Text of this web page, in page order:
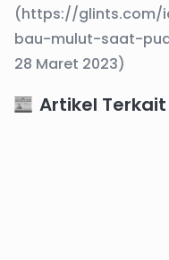
(https://glints.com/
bau-mulut-saat-
28 Maret 2023)
Artikel